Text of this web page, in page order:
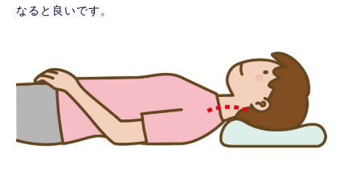
なると良いです。